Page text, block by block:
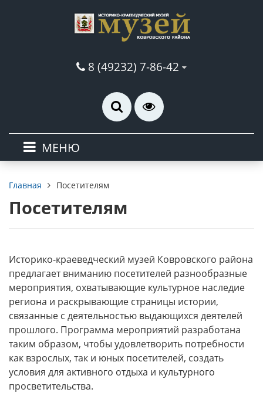
8 (49232) 7-86-42
МЕНЮ
Главная Посетителям
Посетителям
Историко-краеведческий музей Ковровского района
предлагает вниманию посетителей разнообразные
мероприятия, охватывающие культурное наследие
региона и раскрывающие страницы истории,
связанные с деятельностью выдающихся деятелей
прошлого. Программа мероприятий разработана
таким образом, чтобы удовлетворить потребности
как взрослых, так и юных посетителей, создать
условия для активного отдыха и культурного
просветительства.